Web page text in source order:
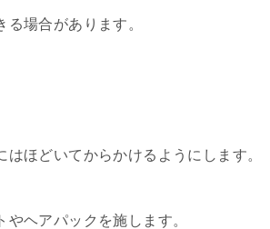
場合があります。
ほどいてからかけるようにします。
ヘアパックを施します。